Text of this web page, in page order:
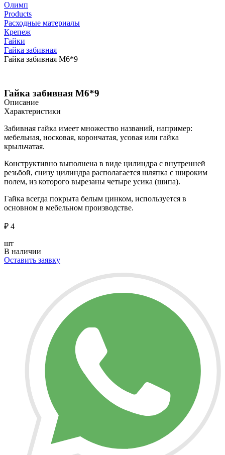
Олимп
Products
Расходные материалы
Крепеж
Гайки
Гайка забивная
Гайка забивная М6*9
Гайка забивная М6*9
Описание
Характеристики
Забивная гайка имеет множество названий, например:
мебельная, носковая, корончатая, усовая или гайка
крыльчатая.
Конструктивно выполнена в виде цилиндра с внутренней
резьбой, снизу цилиндра располагается шляпка с широким
полем, из которого вырезаны четыре усика (шипа).
Гайка всегда покрыта белым цинком, используется в
основном в мебельном производстве.
₽ 4
шт
В наличии
Оставить заявку